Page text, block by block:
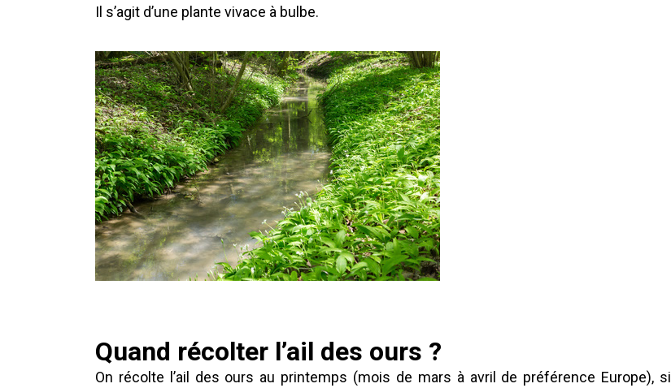
Il s’agit d’une plante vivace à bulbe.
Quand récolter l’ail des ours ?
On récolte l’ail des ours au printemps (mois de mars à avril de préférence Europe), si